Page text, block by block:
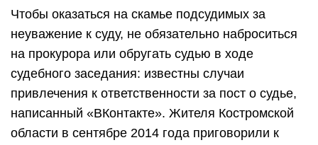
Чтобы оказаться на скамье подсудимых за
неуважение к суду, не обязательно наброситься
на прокурора или обругать судью в ходе
судебного заседания: известны случаи
привлечения к ответственности за пост о судье,
написанный «ВКонтакте». Жителя Костромской
области в сентябре 2014 года приговорили к